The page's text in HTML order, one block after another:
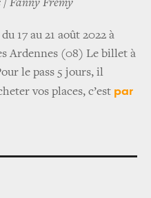
/ Fanny Frémy
17 au 21 août 2022 à
Ardennes (08) Le billet à
le pass 5 jours, il
vos places, c’est par